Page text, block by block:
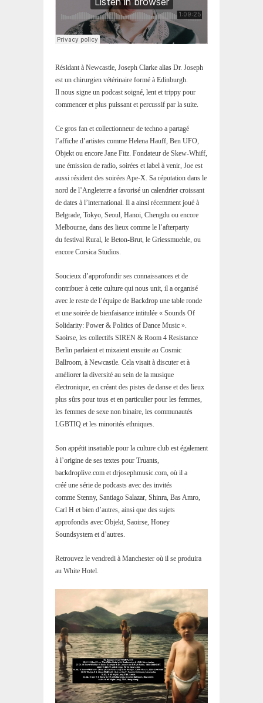
Résidant à Newcastle, Joseph Clarke alias Dr. Joseph
est un chirurgien vétérinaire formé à Edinburgh.
Il nous signe un podcast soigné, lent et trippy pour
commencer et plus puissant et percussif par la suite.
Ce gros fan et collectionneur de techno a partagé
l’affiche d’artistes comme Helena Hauff, Ben UFO,
Objekt ou encore Jane Fitz. Fondateur de Skew-Whiff,
une émission de radio, soirées et label à venir, Joe est
aussi résident des soirées Ape-X. Sa réputation dans le
nord de l’Angleterre a favorisé un calendrier croissant
de dates à l’international. Il a ainsi récemment joué à
Belgrade, Tokyo, Seoul, Hanoi, Chengdu ou encore
Melbourne, dans des lieux comme le l’afterparty
du festival Rural, le Beton-Brut, le Griessmuehle, ou
encore Corsica Studios.
Soucieux d’approfondir ses connaissances et de
contribuer à cette culture qui nous unit, il a organisé
avec le reste de l’équipe de Backdrop une table ronde
et une soirée de bienfaisance intitulée « Sounds Of
Solidarity: Power & Politics of Dance Music ».
Saoirse, les collectifs SIREN & Room 4 Resistance
Berlin parlaient et mixaient ensuite au Cosmic
Ballroom, à Newcastle. Cela visait à discuter et à
améliorer la diversité au sein de la musique
électronique, en créant des pistes de danse et des lieux
plus sûrs pour tous et en particulier pour les femmes,
les femmes de sexe non binaire, les communautés
LGBTIQ et les minorités ethniques.
Son appétit insatiable pour la culture club est également
à l’origine de ses textes pour Truants,
backdroplive.com et drjosephmusic.com, où il a
créé une série de podcasts avec des invités
comme Stenny, Santiago Salazar, Shinra, Bas Amro,
Carl H et bien d’autres, ainsi que des sujets
approfondis avec Objekt, Saoirse, Honey
Soundsystem et d’autres.
Retrouvez le vendredi à Manchester où il se produira
au White Hotel.